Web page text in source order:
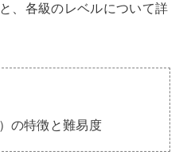
、各級のレベルについて詳
の特徴と難易度